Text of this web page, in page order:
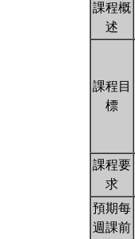
課程概
述
課程目
標
課程要
求
預期每
週課前